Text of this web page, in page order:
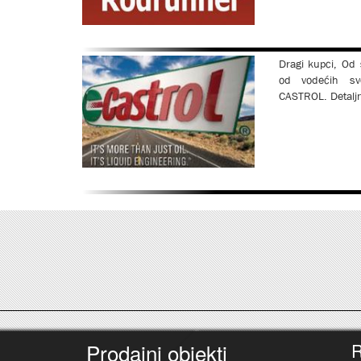
Dragi kupci,
od vodećih
CASTROL.
Prodajni objekti